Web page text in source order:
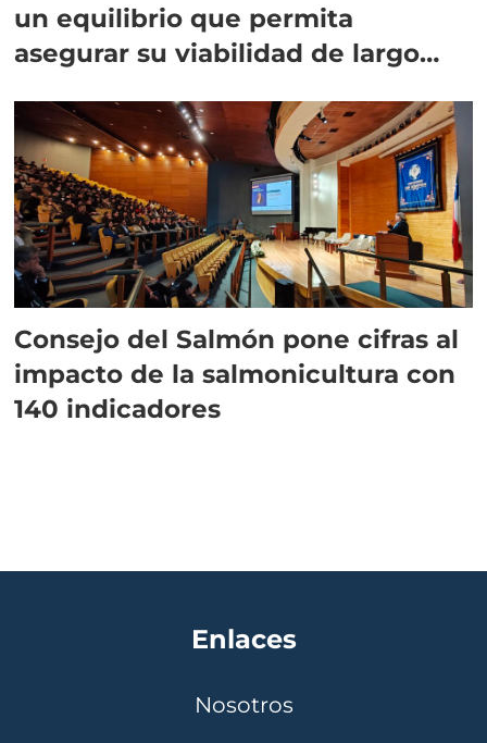
un equilibrio que permita
asegurar su viabilidad de largo
Consejo del Salmón pone cifras al
impacto de la salmonicultura con
140 indicadores
Enlaces
Nosotros